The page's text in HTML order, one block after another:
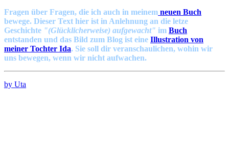
Fragen über Fragen, die ich auch in meinem neuen Buch
bewege. Dieser Text hier ist in Anlehnung an die letze
Geschichte "(Glücklicherweise) aufgewacht" im Buch
entstanden und das Bild zum Blog ist eine Illustration von
meiner Tochter Ida. Sie soll dir veranschaulichen, wohin wir
uns bewegen, wenn wir nicht aufwachen.
by Uta